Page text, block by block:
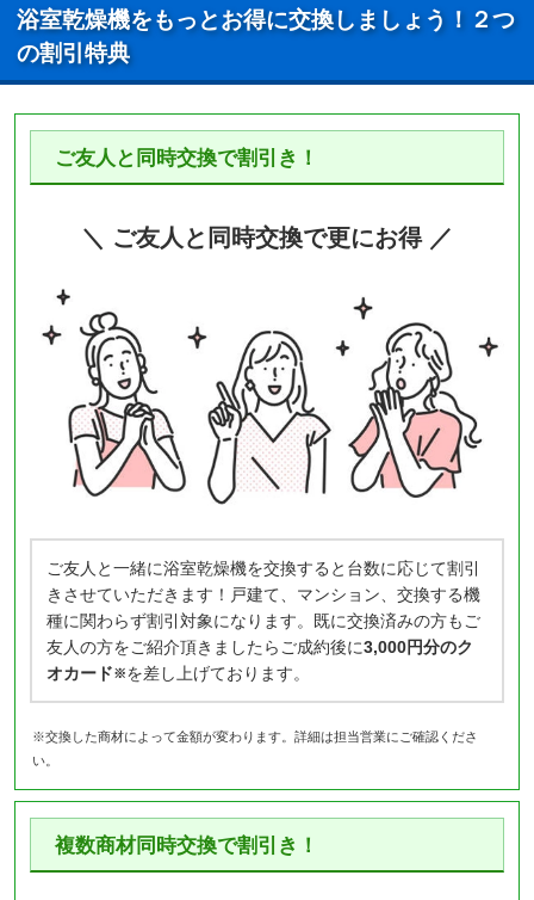
浴室乾燥機をもっとお得に交換しましょう！２つ
の割引特典
ご友人と同時交換で割引き！
＼ ご友人と同時交換で更にお得 ／
ご友人と一緒に浴室乾燥機を交換すると台数に応じて割引
きさせていただきます！戸建て、マンション、交換する機
種に関わらず割引対象になります。既に交換済みの方もご
友人の方をご紹介頂きましたらご成約後に3,000円分のク
オカード※を差し上げております。
※交換した商材によって金額が変わります。詳細は担当営業にご確認くださ
い。
複数商材同時交換で割引き！